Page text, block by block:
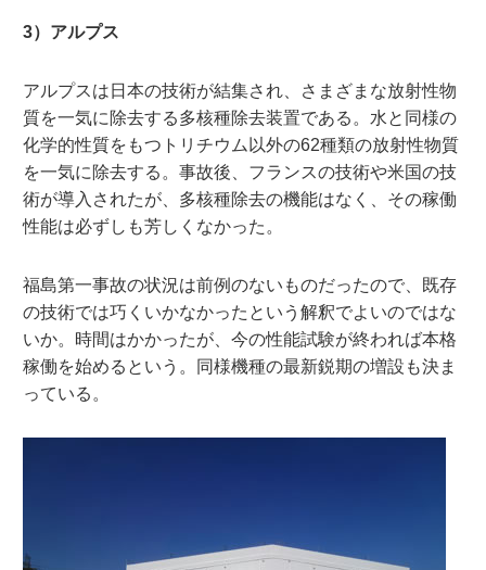
3）アルプス
アルプスは日本の技術が結集され、さまざまな放射性物
質を一気に除去する多核種除去装置である。水と同様の
化学的性質をもつトリチウム以外の62種類の放射性物質
を一気に除去する。事故後、フランスの技術や米国の技
術が導入されたが、多核種除去の機能はなく、その稼働
性能は必ずしも芳しくなかった。
福島第一事故の状況は前例のないものだったので、既存
の技術では巧くいかなかったという解釈でよいのではな
いか。時間はかかったが、今の性能試験が終われば本格
稼働を始めるという。同様機種の最新鋭期の増設も決ま
っている。